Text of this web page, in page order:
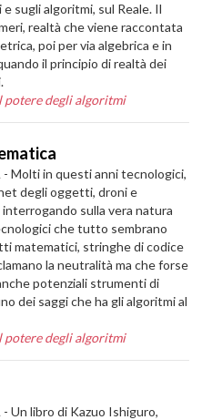
sugli algoritmi, sul Reale. Il
realtà che viene raccontata
poi per via algebrica e in
il principio di realtà dei
potere degli algoritmi
Molti in questi anni tecnologici,
degli oggetti, droni e
sulla vera natura
che tutto sembrano
matematici, stringhe di codice
la neutralità ma che forse
potenziali strumenti di
dei saggi che ha gli algoritmi al
potere degli algoritmi
Un libro di Kazuo Ishiguro,